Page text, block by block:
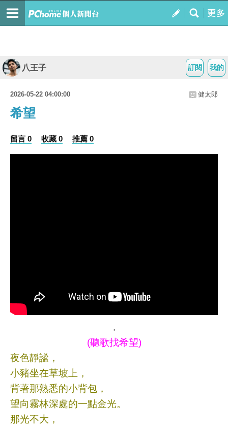
我的
訂閱
八王子
2026-05-22 04:00:00 健太郎
希望
留言 0 收藏 0 推薦 0
.
(聽歌找希望)
夜色靜謐，
小豬坐在草坡上，
背著那熟悉的小背包，
望向霧林深處的一點金光。
那光不大，